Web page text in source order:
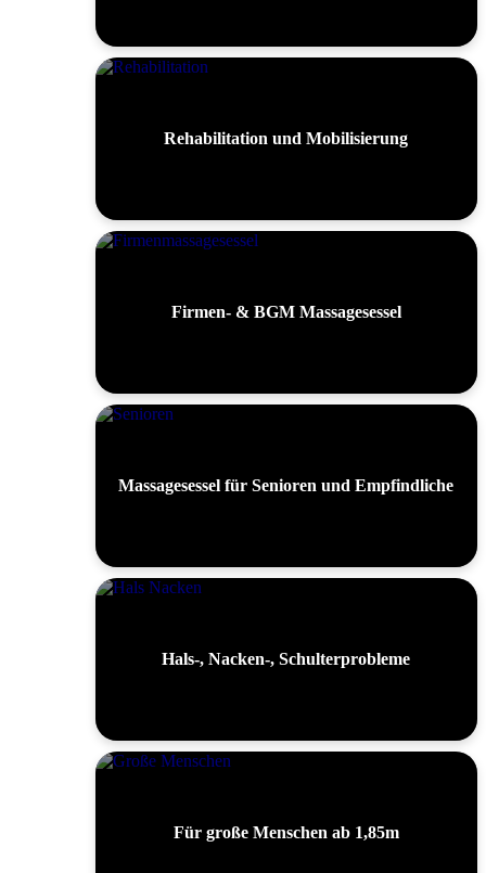
Rehabilitation und Mobilisierung
Firmen- & BGM Massagesessel
Massagesessel für Senioren und Empfindliche
Hals-, Nacken-, Schulterprobleme
Für große Menschen ab 1,85m